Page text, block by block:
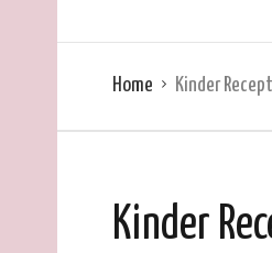
Home Kinder
Kinder